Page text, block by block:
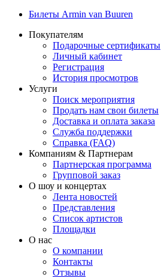
Билеты Armin van Buuren
Покупателям
Подарочные сертификаты
Личный кабинет
Регистрация
История просмотров
Услуги
Поиск мероприятия
Продать нам свои билеты
Доставка и оплата заказа
Служба поддержки
Справка (FAQ)
Компаниям & Партнерам
Партнерская программа
Групповой заказ
О шоу и концертах
Лента новостей
Представления
Список артистов
Площадки
О нас
О компании
Контакты
Отзывы